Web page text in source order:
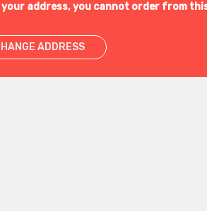
your address, you cannot order from
ADDRESS